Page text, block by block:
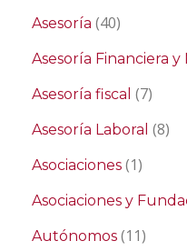
Asesoría (40)
Asesoría Financiera y
Asesoría fiscal (7)
Asesoría Laboral (8)
Asociaciones (1)
Asociaciones y
Autónomos (11)